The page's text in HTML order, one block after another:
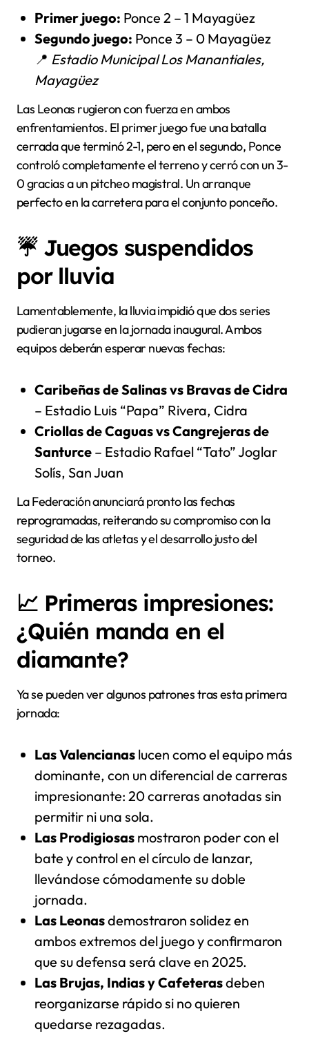
Primer juego: Ponce 2 – 1 Mayagüez
Segundo juego: Ponce 3 – 0 Mayagüez
📍 Estadio Municipal Los Manantiales,
Mayagüez
Las Leonas rugieron con fuerza en ambos
enfrentamientos. El primer juego fue una batalla
cerrada que terminó 2-1, pero en el segundo, Ponce
controló completamente el terreno y cerró con un 3-
0 gracias a un pitcheo magistral. Un arranque
perfecto en la carretera para el conjunto ponceño.
☔ Juegos suspendidos
por lluvia
Lamentablemente, la lluvia impidió que dos series
pudieran jugarse en la jornada inaugural. Ambos
equipos deberán esperar nuevas fechas:
Caribeñas de Salinas vs Bravas de Cidra
– Estadio Luis “Papa” Rivera, Cidra
Criollas de Caguas vs Cangrejeras de
Santurce– Estadio Rafael “Tato” Joglar
Solís, San Juan
La Federación anunciará pronto las fechas
reprogramadas, reiterando su compromiso con la
seguridad de las atletas y el desarrollo justo del
torneo.
📈 Primeras impresiones:
¿Quién manda en el
diamante?
Ya se pueden ver algunos patrones tras esta primera
jornada:
Las Valencianaslucen como el equipo más
dominante, con un diferencial de carreras
impresionante: 20 carreras anotadas sin
permitir ni una sola.
Las Prodigiosasmostraron poder con el
bate y control en el círculo de lanzar,
llevándose cómodamente su doble
jornada.
Las Leonasdemostraron solidez en
ambos extremos del juego y confirmaron
que su defensa será clave en 2025.
Las Brujas, Indias y Cafeterasdeben
reorganizarse rápido si no quieren
quedarse rezagadas.